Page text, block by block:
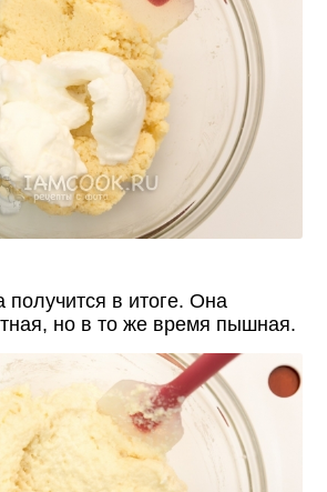
получится в итоге. Она
но в то же время пышная.